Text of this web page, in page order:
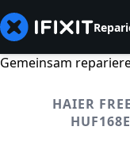
Gemeinsam
HAIER